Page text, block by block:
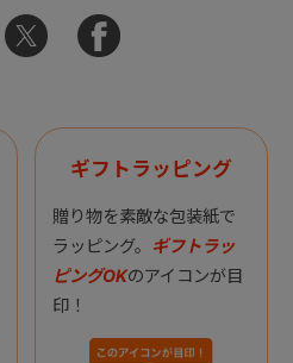
ギフトラッピング
贈り物を素敵な包装紙で
ラッピング。 ギフトラッ
ピングOKのアイコンが目
印！